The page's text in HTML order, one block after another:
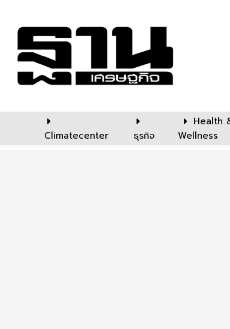
Climatecenter ธุรกิจ
Health
Wellness